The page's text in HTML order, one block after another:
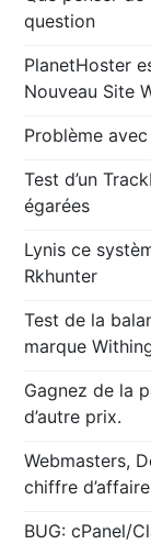
question
PlanetHoster
Nouveau Site
Problème
Test d’un
égarées
Lynis ce
Rkhunter
Test de la
marque
Gagnez de la
d’autre prix.
Webmasters,
chiffre
BUG: cPanel/